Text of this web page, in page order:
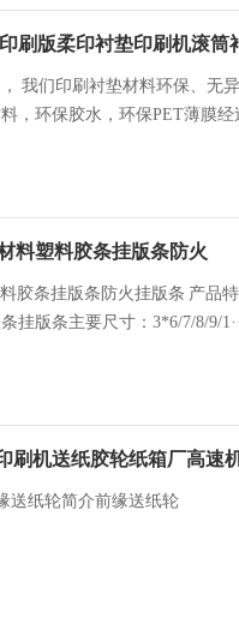
刷版柔印衬垫印刷机滚筒
我们印刷衬垫材料环保、无
，环保胶水，环保PET薄膜经
料塑料胶条挂版条防火
胶条挂版条防火挂版条 产品
挂版条主要尺寸：3*6/7/8/9/
刷机送纸胶轮纸箱厂高速
送纸轮简介前缘送纸轮